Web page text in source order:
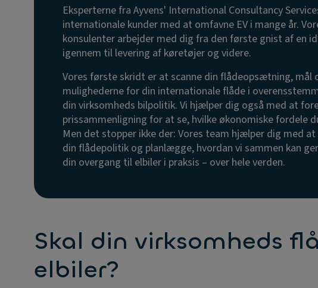
Eksperterne fra Ayvens' International Consultancy
internationale kunder med at omfavne EV i mange år.
konsulenter arbejder med dig fra den første gnist af en
igennem til levering af køretøjer og videre.
Vores første skridt er at scanne din flådeopsætning, mål
mulighederne for din internationale flåde i
din virksomheds bilpolitik. Vi hjælper dig også med at
prissammenligning for at se, hvilke økonomiske fordele
Men det stopper ikke der: Vores team hjælper dig med
din flådepolitik og planlægge, hvordan vi sammen kan
din overgang til elbiler i praksis – over hele verden.
Skal din virksomheds
elbiler?